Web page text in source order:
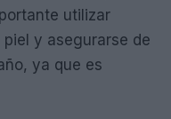
utilizar
y asegurarse de
ya que es